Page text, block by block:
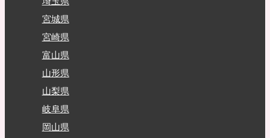
宮城県
宮崎県
富山県
山形県
山梨県
岐阜県
岡山県